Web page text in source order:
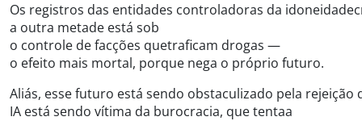
Os registros das entidades controladoras da
a outra metade está sob
o controle de facções quetraficam drogas —
o efeito mais mortal, porque nega o próprio futuro.
Aliás, esse futuro está sendo obstaculizado pela
IA está sendo vítima da burocracia, que tentaa